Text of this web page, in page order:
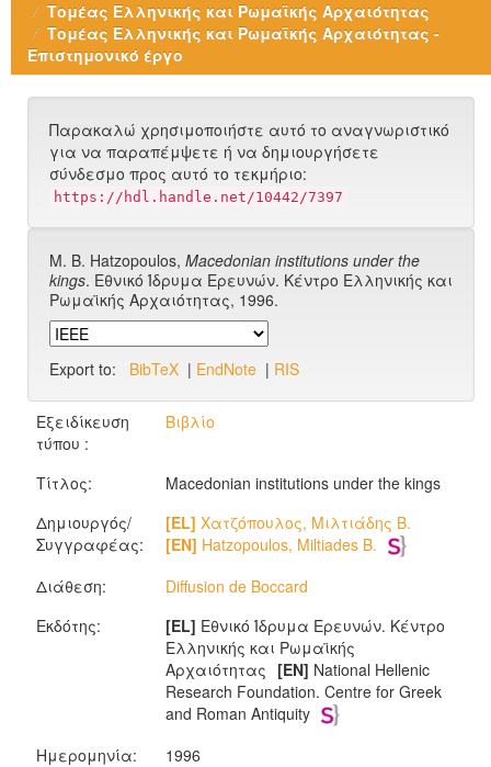
Τομέας Ελληνικής και Ρωμαϊκής Αρχαιότητας
Τομέας Ελληνικής και Ρωμαϊκής Αρχαιότητας -
Επιστημονικό έργο
Παρακαλώ χρησιμοποιήστε αυτό το αναγνωριστικό
για να παραπέμψετε ή να δημιουργήσετε
σύνδεσμο προς αυτό το τεκμήριο:
https://hdl.handle.net/10442/7397
M. B. Hatzopoulos, Macedonian institutions under the
kings. Εθνικό Ίδρυμα Ερευνών. Κέντρο Ελληνικής και
Ρωμαϊκής Αρχαιότητας, 1996.
Export to: BibTeX | EndNote | RIS
Εξειδίκευση
τύπου :
Βιβλίο
Τίτλος:
Macedonian institutions under the kings
Δημιουργός/
Συγγραφέας:
[EL] Χατζόπουλος, Μιλτιάδης Β.
[EN] Hatzopoulos, Miltiades B.
Διάθεση:
Diffusion de Boccard
Εκδότης:
[EL] Εθνικό Ίδρυμα Ερευνών. Κέντρο
Ελληνικής και Ρωμαϊκής
Αρχαιότητας [EN] National Hellenic
Research Foundation. Centre for Greek
and Roman Antiquity
Ημερομηνία:
1996